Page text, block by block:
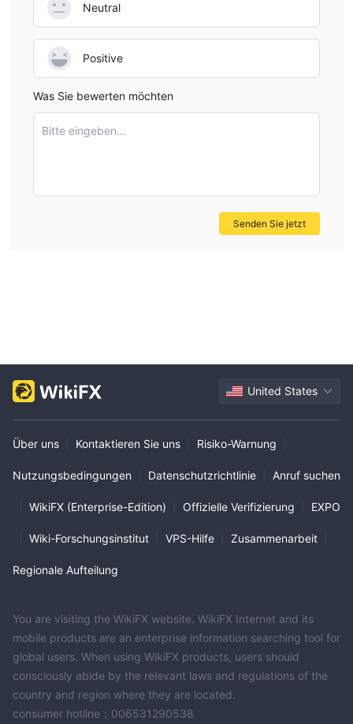
Neutral
Positive
Was Sie bewerten möchten
Bitte eingeben...
Senden Sie jetzt
United States
Über uns Kontaktieren Sie uns Risiko-Warnung
Nutzungsbedingungen Datenschutzrichtlinie Anruf suchen
WikiFX (Enterprise-Edition) Offizielle Verifizierung EXPO
Wiki-Forschungsinstitut VPS-Hilfe Zusammenarbeit
Regionale Aufteilung
You are visiting the WikiFX website. WikiFX Internet and its
mobile products are an enterprise information searching tool for
global users. When using WikiFX products, users should
consciously abide by the relevant laws and regulations of the
country and region where they are located.
consumer hotline：006531290538